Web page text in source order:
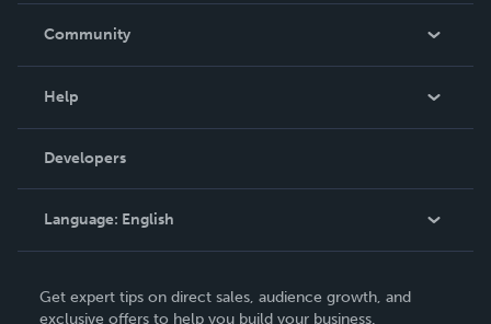
In The News
Community
Podcast
Help
Order Lookup
Knowledge Base
Contact Support
Developers
Language: English
Deutsch
Get expert tips on direct sales, audience growth, and
exclusive offers to help you build your business.